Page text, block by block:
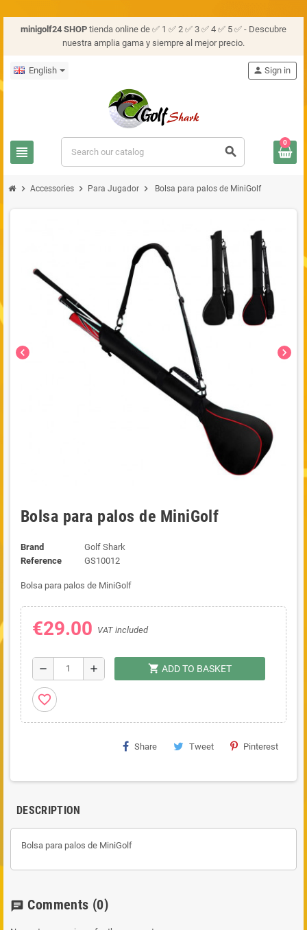
minigolf24 SHOP tienda online de ✅ 1 ✅ 2 ✅ 3 ✅ 4 ✅ 5 ✅ - Descubre
nuestra amplia gama y siempre al mejor precio.
English
view_headline search
person Sign in
0
chevron_right Accessories chevron_right Para Jugador chevron_right Bolsa para palos de MiniGolf
chevron_left chevron_right
Bolsa para palos de MiniGolf
Brand
Golf Shark
Reference
GS10012
Bolsa para palos de MiniGolf
€29.00 VAT included
remove add shopping_cart ADD TO BASKET
favorite_border
Share Tweet Pinterest
DESCRIPTION
Bolsa para palos de MiniGolf
chat Comments (0)